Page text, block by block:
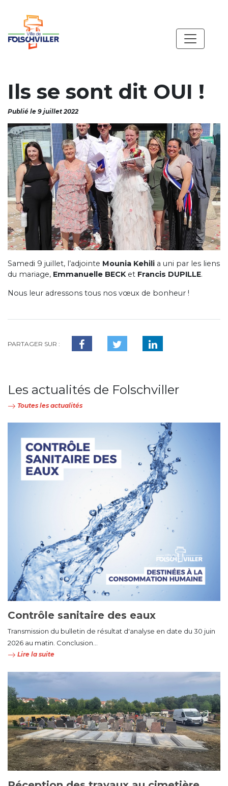
Ils se sont dit OUI !
Publié le 9 juillet 2022
Samedi 9 juillet, l’adjointe Mounia Kehili a uni par les liens
du mariage, Emmanuelle BECKet Francis DUPILLE.
Nous leur adressons tous nos vœux de bonheur !
PARTAGER SUR :
Les actualités de Folschviller
Toutes les actualités
Contrôle sanitaire des eaux
Transmission du bulletin de résultat d'analyse en date du 30 juin
2026 au matin. Conclusion...
Lire la suite